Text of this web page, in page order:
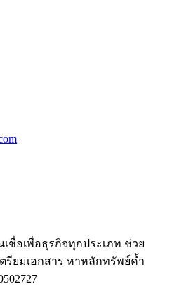
ชื่อเพื่อธุรกิจทุกประเภท ช่วย
รียมเอกสาร หาหลักทรัพย์ค้ำ